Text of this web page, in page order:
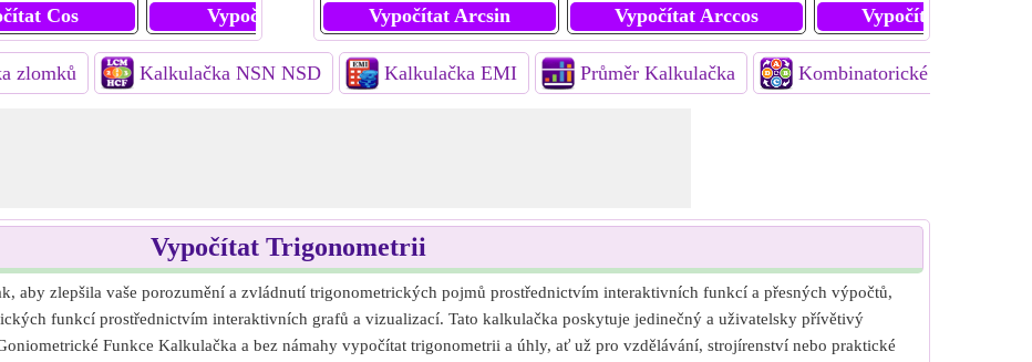
Cos Vypočítat Tan Vypočítat Cot Vypočítat Sec
Vypočítat Arcsin Vypočítat Arccos Vypočítat Arctan
zlomků Kalkulačka NSN NSD Kalkulačka EMI Průměr Kalkulačka Kombinatorické kalkulačky
Vypočítat Trigonometrii
aby zlepšila vaše porozumění a zvládnutí trigonometrických pojmů prostřednictvím interaktivních funkcí a přesných výpočtů,
funkcí prostřednictvím interaktivních grafů a vizualizací. Tato kalkulačka poskytuje jedinečný a uživatelsky přívětivý
Funkce Kalkulačka a bez námahy vypočítat trigonometrii a úhly, ať už pro vzdělávání, strojírenství nebo praktické